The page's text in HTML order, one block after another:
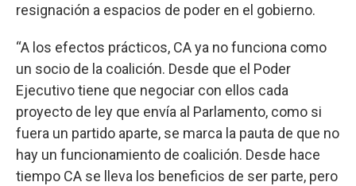
resignación a espacios de poder en el gobierno.
“A los efectos prácticos, CA ya no funciona como
un socio de la coalición. Desde que el Poder
Ejecutivo tiene que negociar con ellos cada
proyecto de ley que envía al Parlamento, como si
fuera un partido aparte, se marca la pauta de que no
hay un funcionamiento de coalición. Desde hace
tiempo CA se lleva los beneficios de ser parte, pero